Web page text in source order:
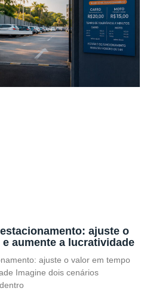
ajuste o
aumente a lucratividade
ajuste o valor em tempo
Imagine dois cenários